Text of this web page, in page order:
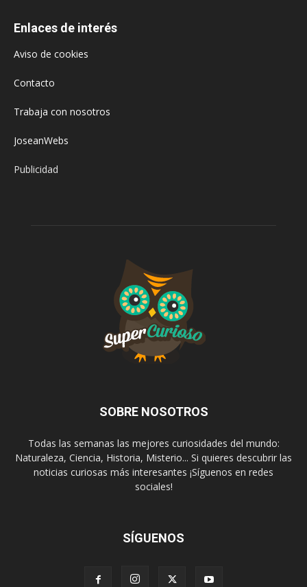
Enlaces de interés
Aviso de cookies
Contacto
Trabaja con nosotros
JoseanWebs
Publicidad
SOBRE NOSOTROS
Todas las semanas las mejores curiosidades del mundo:
Naturaleza, Ciencia, Historia, Misterio... Si quieres descubrir las
noticias curiosas más interesantes ¡Síguenos en redes
sociales!
SÍGUENOS